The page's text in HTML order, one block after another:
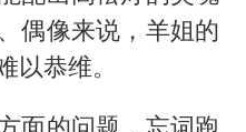
偶像来说，羊姐的
恭维。